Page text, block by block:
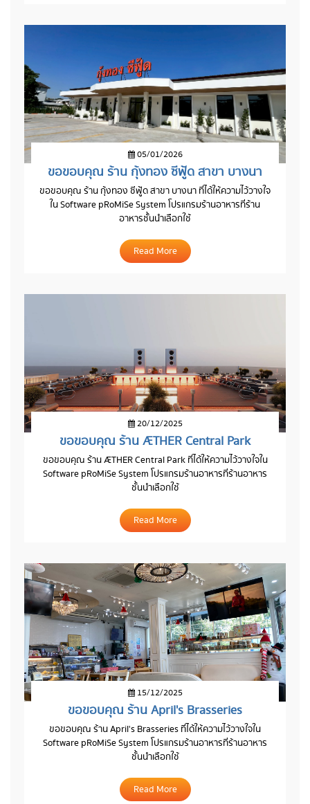
05/01/2026
ขอขอบคุณ ร้าน กุ้งทอง ซีฟู้ด สาขา บางนา
ขอขอบคุณ ร้าน กุ้งทอง ซีฟู้ด สาขา บางนา ที่ได้ให้ความไว้วางใจ
ใน Software pRoMiSe System โปรแกรมร้านอาหารที่ร้าน
อาหารชั้นนำเลือกใช้
Read More
20/12/2025
ขอขอบคุณ ร้าน ÆTHER Central Park
ขอขอบคุณ ร้าน ÆTHER Central Park ที่ได้ให้ความไว้วางใจใน
Software pRoMiSe System โปรแกรมร้านอาหารที่ร้านอาหาร
ชั้นนำเลือกใช้
Read More
15/12/2025
ขอขอบคุณ ร้าน April's Brasseries
ขอขอบคุณ ร้าน April's Brasseries ที่ได้ให้ความไว้วางใจใน
Software pRoMiSe System โปรแกรมร้านอาหารที่ร้านอาหาร
ชั้นนำเลือกใช้
Read More